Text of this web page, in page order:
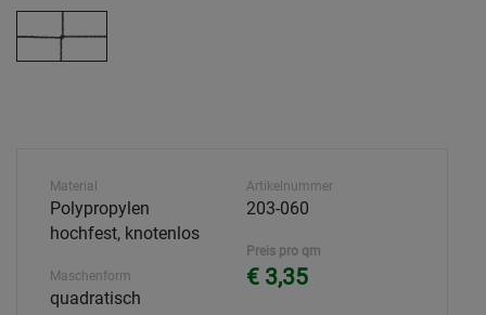
Material
Polypropylen
hochfest, knotenlos
Maschenform
quadratisch
Artikelnummer
203-060
Preis pro qm
€ 3,35